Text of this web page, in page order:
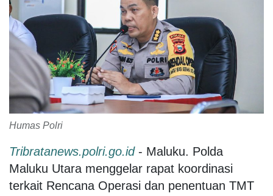
Humas Polri
Tribratanews.polri.go.id- Maluku. Polda
Maluku Utara menggelar rapat koordinasi
terkait Rencana Operasi dan penentuan TMT